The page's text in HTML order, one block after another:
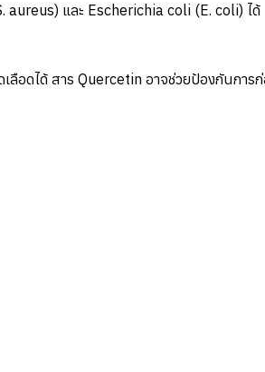
aureus) และ Escherichia coli (E. coli) ได้
อดได้ สาร Quercetin อาจช่วยป้องกันการ